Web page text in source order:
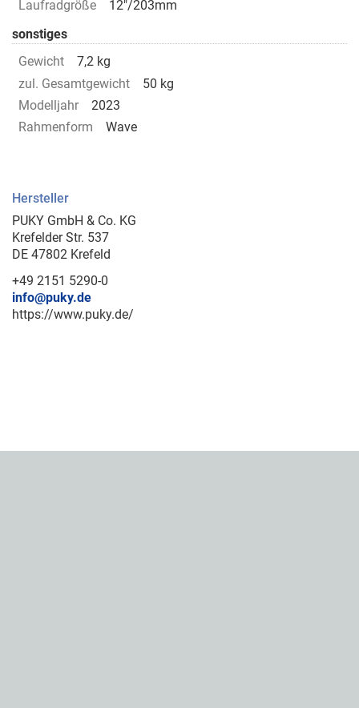
Laufradgröße
12"/203mm
sonstiges
Gewicht
7,2 kg
zul. Gesamtgewicht
50 kg
Modelljahr
2023
Rahmenform
Wave
Hersteller
PUKY GmbH & Co. KG
Krefelder Str. 537
DE 47802 Krefeld
+49 2151 5290-0
info@puky.de
https://www.puky.de/